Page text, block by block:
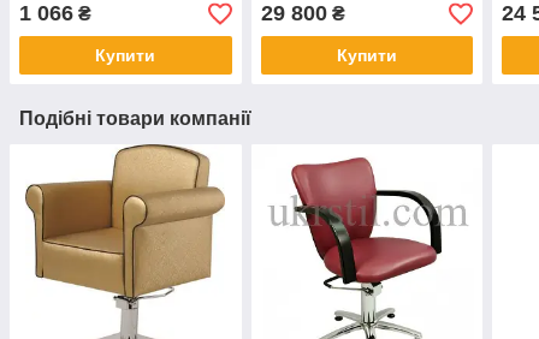
1 066 ₴
Купити
29 800₴
Купити
24
Подібні товари компанії